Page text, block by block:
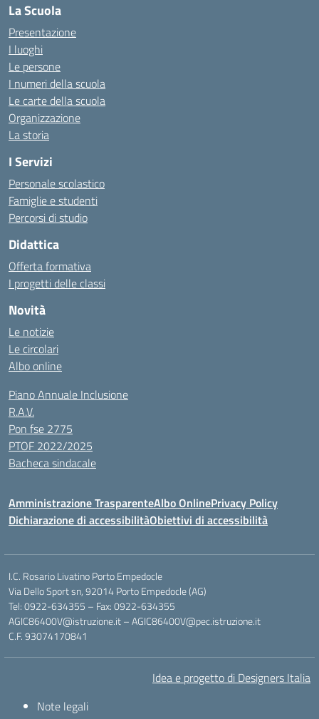
La Scuola
Presentazione
I luoghi
Le persone
I numeri della scuola
Le carte della scuola
Organizzazione
La storia
I Servizi
Personale scolastico
Famiglie e studenti
Percorsi di studio
Didattica
Offerta formativa
I progetti delle classi
Novità
Le notizie
Le circolari
Albo online
Piano Annuale Inclusione
R.A.V.
Pon fse 2775
PTOF 2022/2025
Bacheca sindacale
Amministrazione TrasparenteAlbo OnlinePrivacy Policy
Dichiarazione di accessibilitàObiettivi di accessibilità
I.C. Rosario Livatino Porto Empedocle
Via Dello Sport sn, 92014 Porto Empedocle (AG)
Tel: 0922-634355 – Fax: 0922-634355
AGIC86400V@istruzione.it–AGIC86400V@pec.istruzione.it
C.F. 93074170841
Idea e progetto di Designers Italia
Note legali